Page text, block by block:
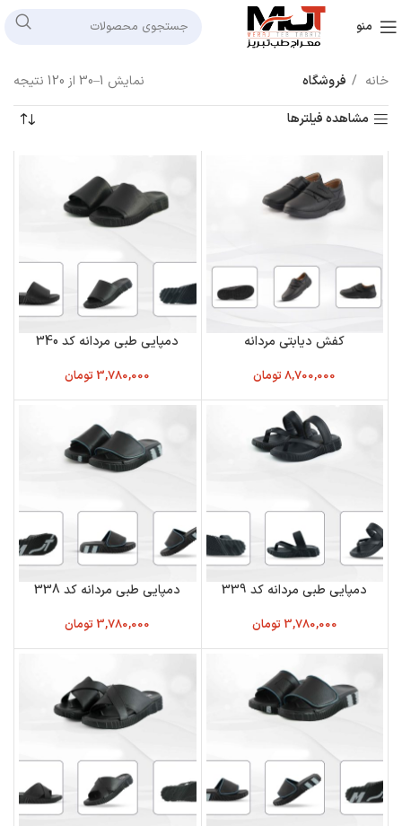
منو
خانه فروشگاه
نمایش 1–30 از 120 نتیجه
مشاهده فیلترها
کفش دیابتی مردانه
8,700,000تومان
دمپایی طبی مردانه کد 340
3,780,000 تومان
دمپایی طبی مردانه کد 339
3,780,000 تومان
دمپایی طبی مردانه کد 338
3,780,000 تومان